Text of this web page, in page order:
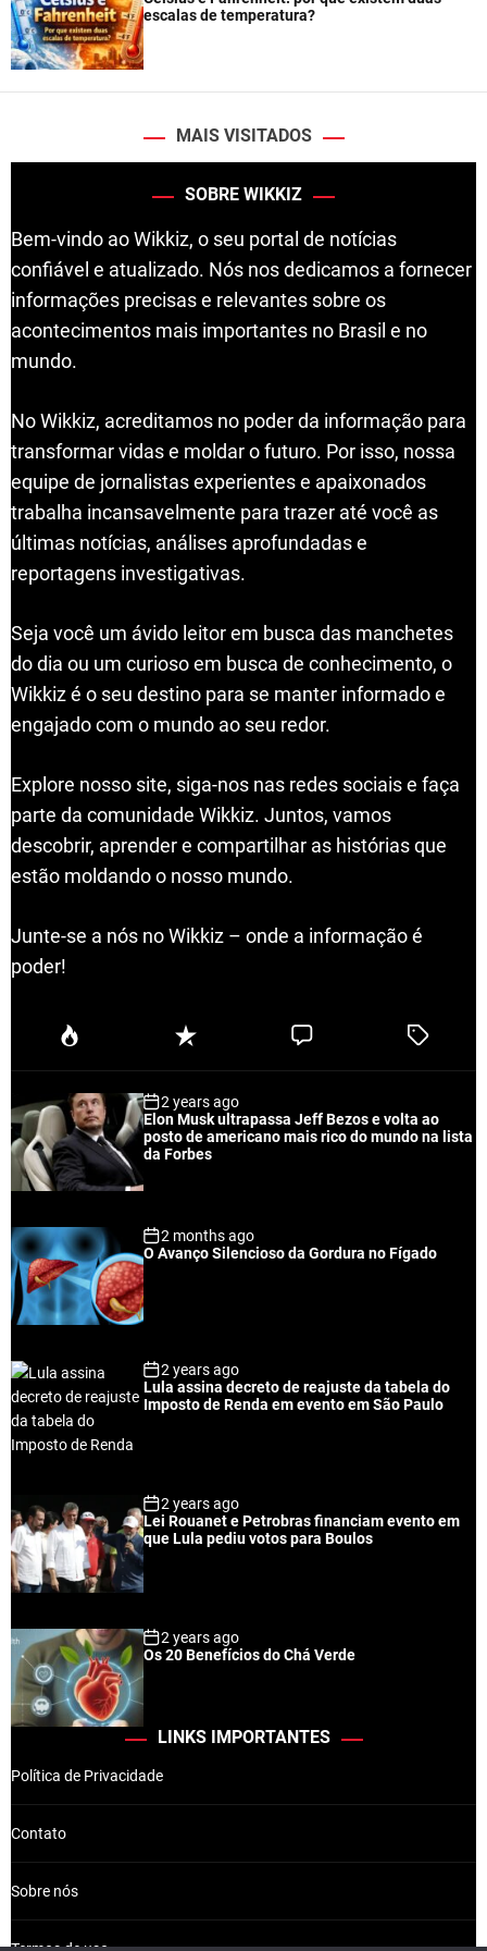
escalas de temperatura?
MAIS VISITADOS
SOBRE WIKKIZ
Bem-vindo ao Wikkiz, o seu portal de notícias
confiável e atualizado. Nós nos dedicamos a fornecer
informações precisas e relevantes sobre os
acontecimentos mais importantes no Brasil e no
mundo.
No Wikkiz, acreditamos no poder da informação para
transformar vidas e moldar o futuro. Por isso, nossa
equipe de jornalistas experientes e apaixonados
trabalha incansavelmente para trazer até você as
últimas notícias, análises aprofundadas e
reportagens investigativas.
Seja você um ávido leitor em busca das manchetes
do dia ou um curioso em busca de conhecimento, o
Wikkiz é o seu destino para se manter informado e
engajado com o mundo ao seu redor.
Explore nosso site, siga-nos nas redes sociais e faça
parte da comunidade Wikkiz. Juntos, vamos
descobrir, aprender e compartilhar as histórias que
estão moldando o nosso mundo.
Junte-se a nós no Wikkiz – onde a informação é
poder!
P
u
a
r
R
e
n
t
C
e
T
e
2 years ago
Elon Musk ultrapassa Jeff Bezos e volta ao
posto de americano mais rico do mundo na lista
da Forbes
2 months ago
O Avanço Silencioso da Gordura no Fígado
2 years ago
Lula assina decreto de reajuste da tabela do
Imposto de Renda em evento em São Paulo
2 years ago
Lei Rouanet e Petrobras financiam evento em
que Lula pediu votos para Boulos
2 years ago
Os 20 Benefícios do Chá Verde
LINKS IMPORTANTES
Política de Privacidade
Contato
Sobre nós